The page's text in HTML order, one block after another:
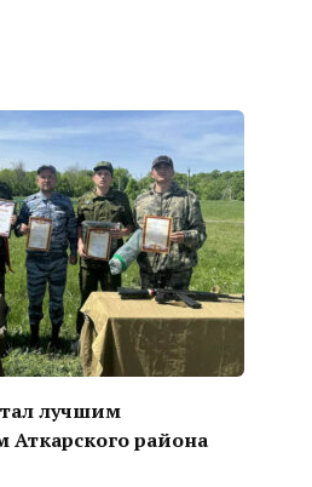
лучшим
района